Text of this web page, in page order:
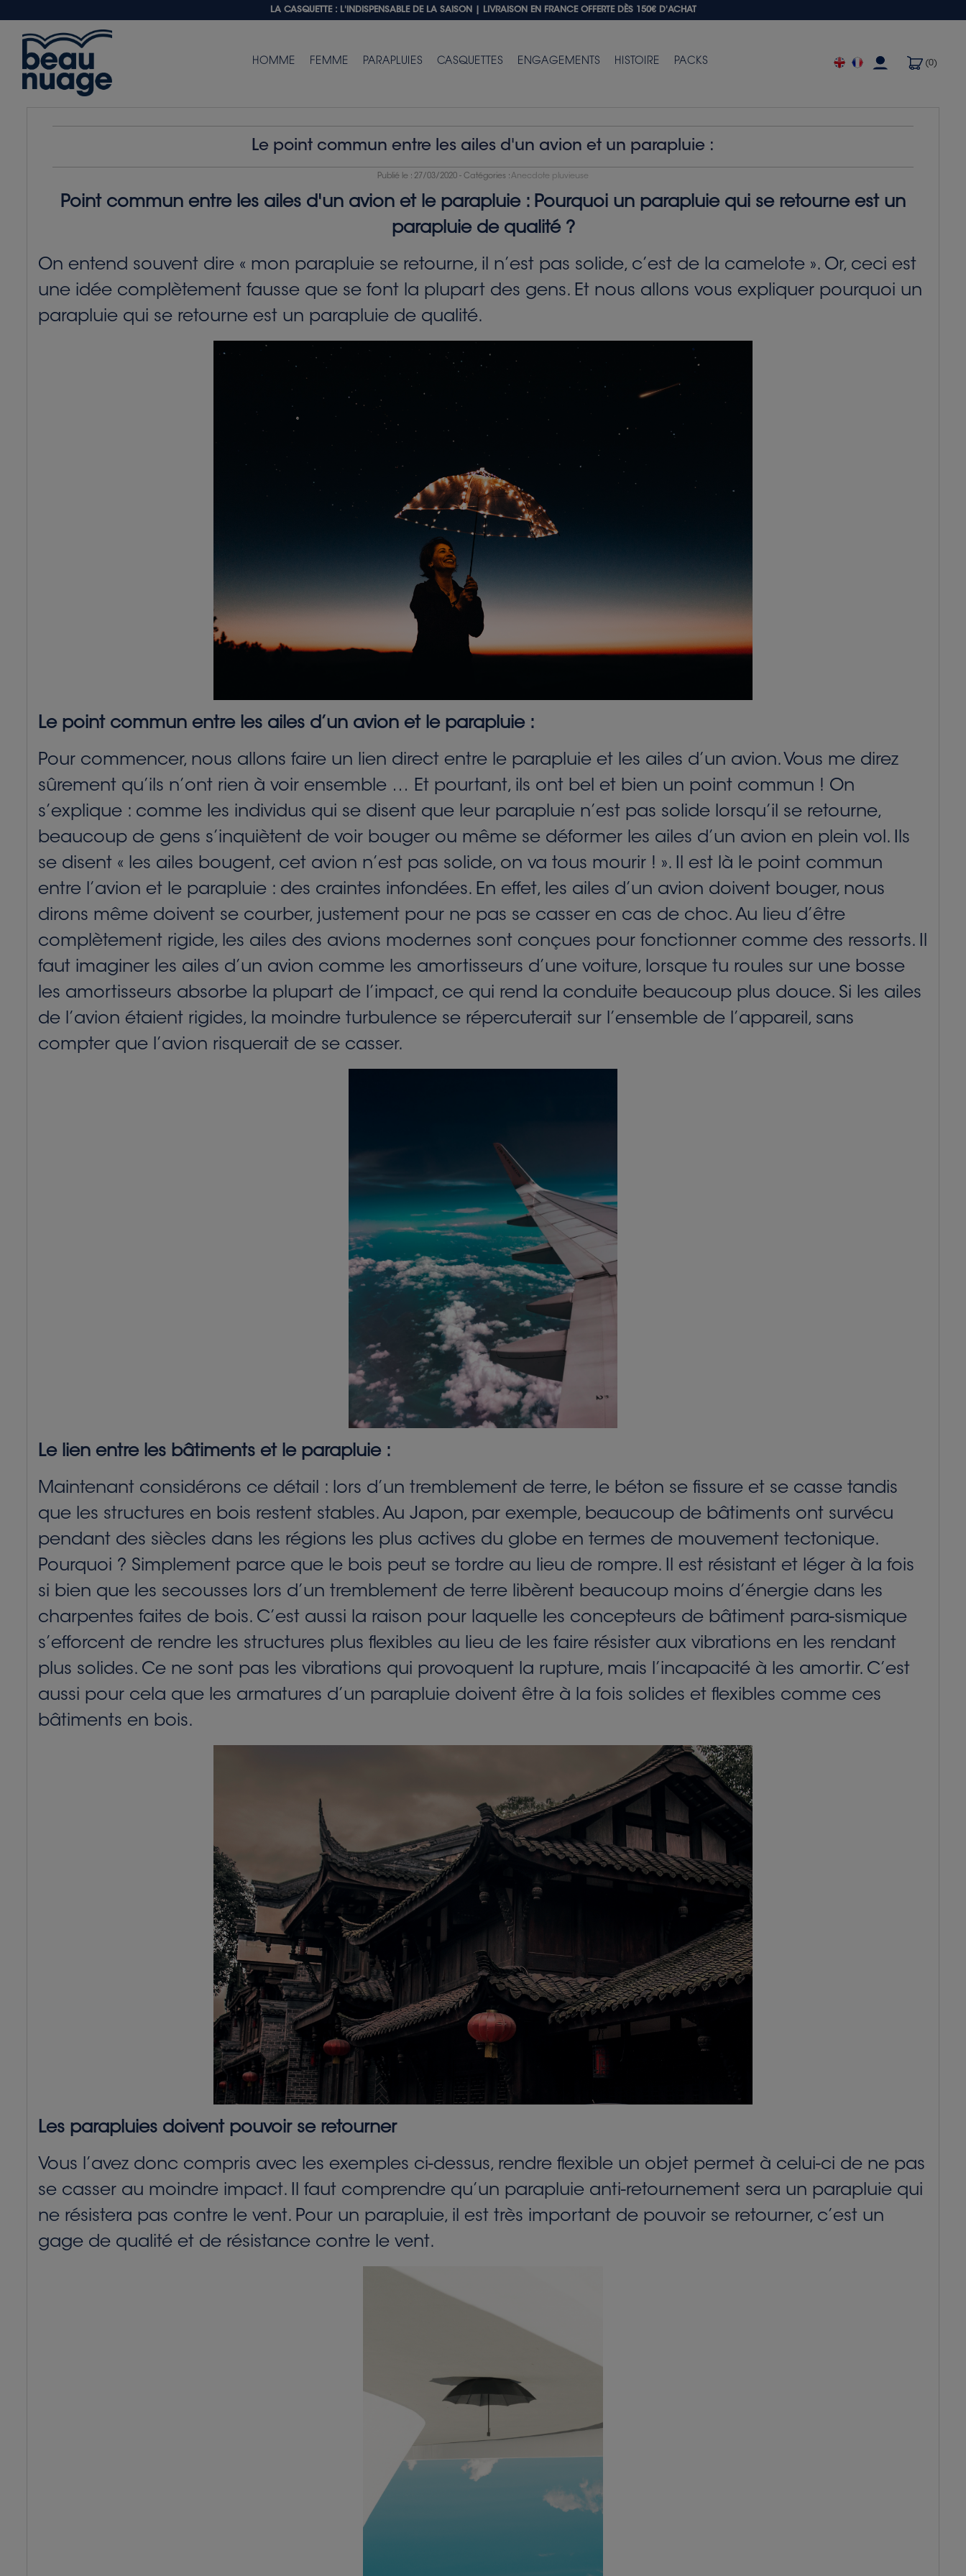
LA CASQUETTE : L'INDISPENSABLE DE LA SAISON | LIVRAISON EN FRANCE OFFERTE DÈS 150€ D'ACHAT
HOMME FEMME PARAPLUIES CASQUETTES ENGAGEMENTS HISTOIRE PACKS (0)
Le point commun entre les ailes d'un avion et un parapluie :
Publié le : 27/03/2020 - Catégories :Anecdote pluvieuse
Point commun entre les ailes d'un avion et le parapluie : Pourquoi un parapluie qui se retourne est un
parapluie de qualité ?
On entend souvent dire « mon parapluie se retourne, il n’est pas solide, c’est de la camelote ». Or, ceci est
une idée complètement fausse que se font la plupart des gens. Et nous allons vous expliquer pourquoi un
parapluie qui se retourne est un parapluie de qualité.
Le point commun entre les ailes d’un avion et le parapluie :
Pour commencer, nous allons faire un lien direct entre le parapluie et les ailes d’un avion. Vous me direz
sûrement qu’ils n’ont rien à voir ensemble … Et pourtant, ils ont bel et bien un point commun ! On
s’explique : comme les individus qui se disent que leur parapluie n’est pas solide lorsqu’il se retourne,
beaucoup de gens s’inquiètent de voir bouger ou même se déformer les ailes d’un avion en plein vol. Ils
se disent « les ailes bougent, cet avion n’est pas solide, on va tous mourir ! ». Il est là le point commun
entre l’avion et le parapluie : des craintes infondées. En effet, les ailes d’un avion doivent bouger, nous
dirons même doivent se courber, justement pour ne pas se casser en cas de choc. Au lieu d’être
complètement rigide, les ailes des avions modernes sont conçues pour fonctionner comme des ressorts. Il
faut imaginer les ailes d’un avion comme les amortisseurs d’une voiture, lorsque tu roules sur une bosse
les amortisseurs absorbe la plupart de l’impact, ce qui rend la conduite beaucoup plus douce. Si les ailes
de l’avion étaient rigides, la moindre turbulence se répercuterait sur l’ensemble de l’appareil, sans
compter que l’avion risquerait de se casser.
Le lien entre les bâtiments et le parapluie :
Maintenant considérons ce détail : lors d’un tremblement de terre, le béton se fissure et se casse tandis
que les structures en bois restent stables. Au Japon, par exemple, beaucoup de bâtiments ont survécu
pendant des siècles dans les régions les plus actives du globe en termes de mouvement tectonique.
Pourquoi ? Simplement parce que le bois peut se tordre au lieu de rompre. Il est résistant et léger à la fois
si bien que les secousses lors d’un tremblement de terre libèrent beaucoup moins d’énergie dans les
charpentes faites de bois. C’est aussi la raison pour laquelle les concepteurs de bâtiment para-sismique
s’efforcent de rendre les structures plus flexibles au lieu de les faire résister aux vibrations en les rendant
plus solides. Ce ne sont pas les vibrations qui provoquent la rupture, mais l’incapacité à les amortir. C’est
aussi pour cela que les armatures d’un parapluie doivent être à la fois solides et flexibles comme ces
bâtiments en bois.
Les parapluies doivent pouvoir se retourner
Vous l’avez donc compris avec les exemples ci-dessus, rendre flexible un objet permet à celui-ci de ne pas
se casser au moindre impact. Il faut comprendre qu’un parapluie anti-retournement sera un parapluie qui
ne résistera pas contre le vent. Pour un parapluie, il est très important de pouvoir se retourner, c’est un
gage de qualité et de résistance contre le vent.